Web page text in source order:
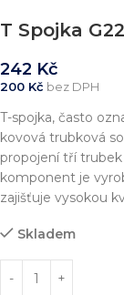
T Spojka
242 Kč
200 Kč bez DPH
T-spojka, často
kovová trubková
propojení tří
komponent je
zajišťuje vysokou
Skladem